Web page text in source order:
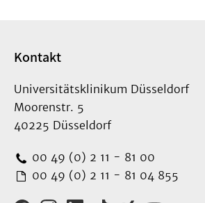
Kontakt
Universitätsklinikum Düsseldorf
Moorenstr. 5
40225 Düsseldorf
00 49 (0) 2 11 - 81 00
00 49 (0) 2 11 - 81 04 855